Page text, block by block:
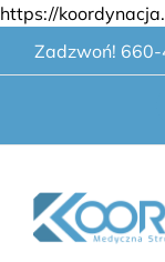
https://
Zadzwoń!